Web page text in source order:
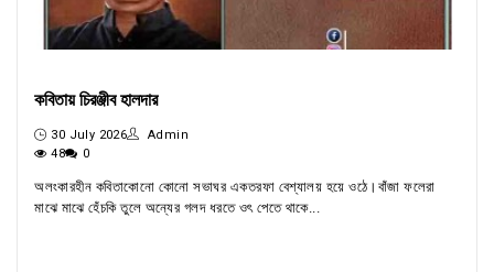
কবিতায় চিরঞ্জীব হালদার
30 July 2026
Admin
48
0
অলংকারহীন কবিতাকোনো কোনো সভাঘর একতরফা বেশ্যালয় হয়ে ওঠে।বাঁজা ফলেরা
মাঝে মাঝে হেঁচকি তুলে অন্যের গলদ ধরতে ওৎ পেতে থাকে...